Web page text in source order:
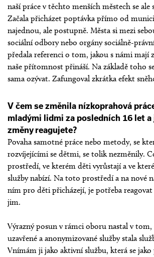
naší práce v těchto menších městech se ale
Začala přicházet poptávka přímo od
najednou, ale postupně. Města si mezi
sociální odbory nebo orgány sociálně-
předala referenci o tom, jakou s námi mají
naše přítomnost přináší. Na základě toho
sama ozývat. Zafungoval zkrátka efekt
V čem se změnila nízkoprahová
mladými lidmi za posledních 16 let
změny reagujete?
Povaha samotné práce nebo metody, se
rozvíjejícími se dětmi, se tolik nezměnily.
prostředí, ve kterém děti vyrůstají a ve
služby nabízí. Na toto prostředí a na nové
ním pro děti přicházejí, je potřeba reagovat
jim.
Výrazný posun v rámci oboru nastal v tom,
uzavřené a anonymizované služby stala
Vnímám ji jako aktivní službu, která se jako